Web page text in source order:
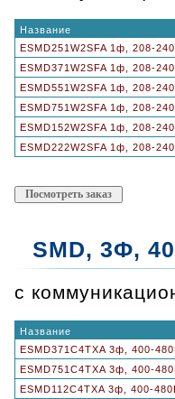
Название
ESMD251W2SFA 1ф, 208-
ESMD371W2SFA 1ф, 208-
ESMD551W2SFA 1ф, 208-
ESMD751W2SFA 1ф, 208-
ESMD152W2SFA 1ф, 208-
ESMD222W2SFA 1ф, 208-
SMD, 3Ф,
с
Название
ESMD371C4TXA 3ф, 400-
ESMD751C4TXA 3ф, 400-
ESMD112C4TXA 3ф, 400-